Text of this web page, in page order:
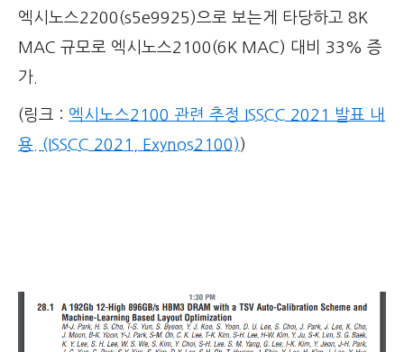
엑시노스2200(s5e9925)으로 보는게 타당하고 8K
MAC 규모로 엑시노스2100(6K MAC) 대비 33% 증
가.
(링크 : 엑시노스2100 관련 추정 ISSCC 2021 발표 내
용. (ISSCC 2021, Exynos2100) )